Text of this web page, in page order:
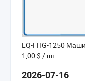
1,00 $ / шт.
2026-07-16